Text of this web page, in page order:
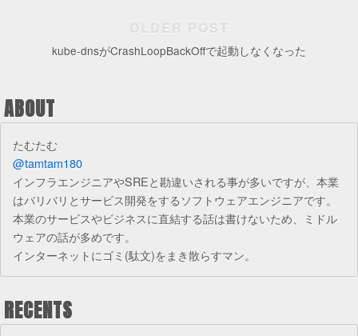
OLDER POST
kube-dnsがCrashLoopBackOffで起動しなくなった
ABOUT
たむたむ
@tamtam180
インフラエンジニアやSREと勘違いされる事が多いですが、本業
はバリバリとサービス開発をするソフトウェアエンジニアです。
本業のサービスやビジネスに直結する話は書けないため、ミドル
ウェアの話が多めです。
インターネットにゴミ(駄文)をまき散らすマン。
RECENTS